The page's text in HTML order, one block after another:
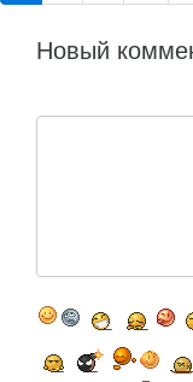
Новый